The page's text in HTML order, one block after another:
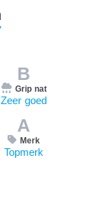
B
Grip nat
Zeer goed
A
Merk
Topmerk